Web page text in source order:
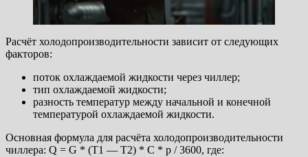
Расчёт холодопроизводительности зависит от следующих
факторов:
поток охлаждаемой жидкости через чиллер;
тип охлаждаемой жидкости;
разность температур между начальной и конечной
температурой охлаждаемой жидкости.
Основная формула для расчёта холодопроизводительности
чиллера: Q = G * (T1 — T2) * C * p / 3600, где: